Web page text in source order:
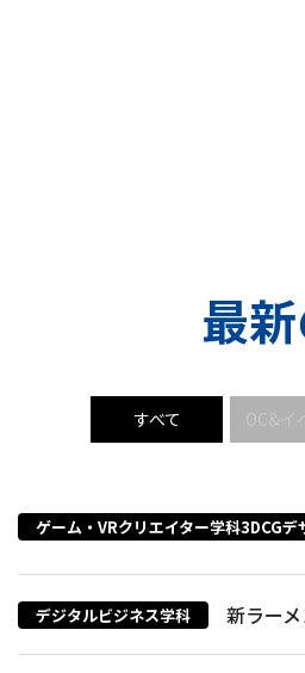
最
すべて
ゲーム・VRクリエイター学科3DCGデ
デジタルビジネス学科 新ラー